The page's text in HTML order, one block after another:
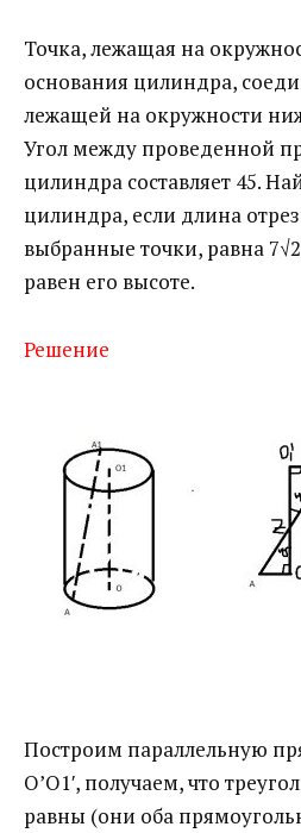
Точка, лежащая на
основания цилиндра,
лежащей на окружности
Угол между проведенной
цилиндра составляет 45.
цилиндра, если длина
выбранные точки, равна
равен его высоте.
Решение
Построим параллельную
O’O1′, получаем, что
равны (они оба